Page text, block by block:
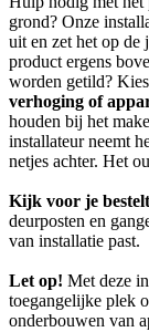
grond? Onze
uit en zet het op de
product ergens
worden getild?
verhoging of
houden bij het
installateur neemt
netjes achter. Het
Kijk voor je bestelt
deurposten en
van installatie past.
Let op! Met deze
toegangelijke plek
onderbouwen van